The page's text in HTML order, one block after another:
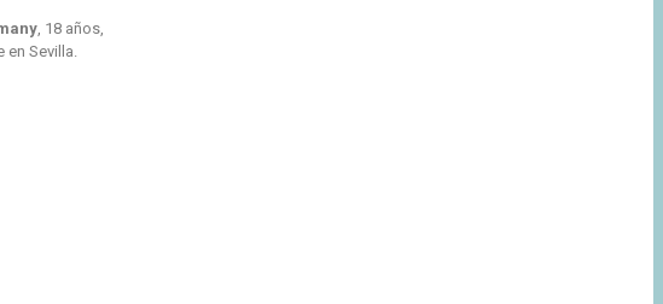
, 18 años,
en Sevilla.